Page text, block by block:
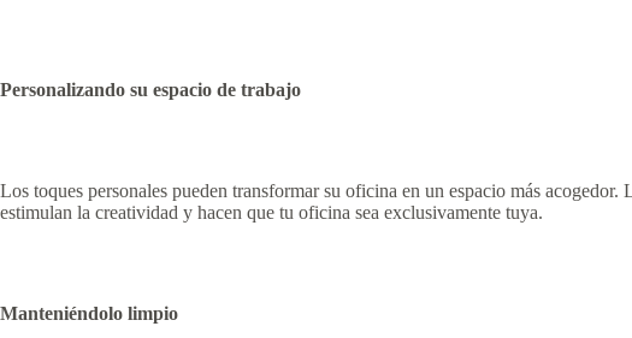
Personalizando su espacio de trabajo
Los toques personales pueden transformar su oficina en un espacio más
estimulan la creatividad y hacen que tu oficina sea exclusivamente tuya.
Manteniéndolo limpio